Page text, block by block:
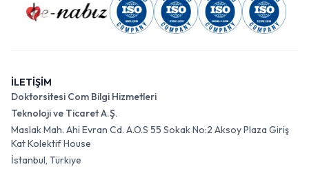
İLETİŞİM
Doktorsitesi Com Bilgi Hizmetleri
Teknoloji ve Ticaret A.Ş.
Maslak Mah. Ahi Evran Cd. A.O.S 55 Sokak No:2 Aksoy Plaza Giriş
Kat Kolektif House
İstanbul, Türkiye